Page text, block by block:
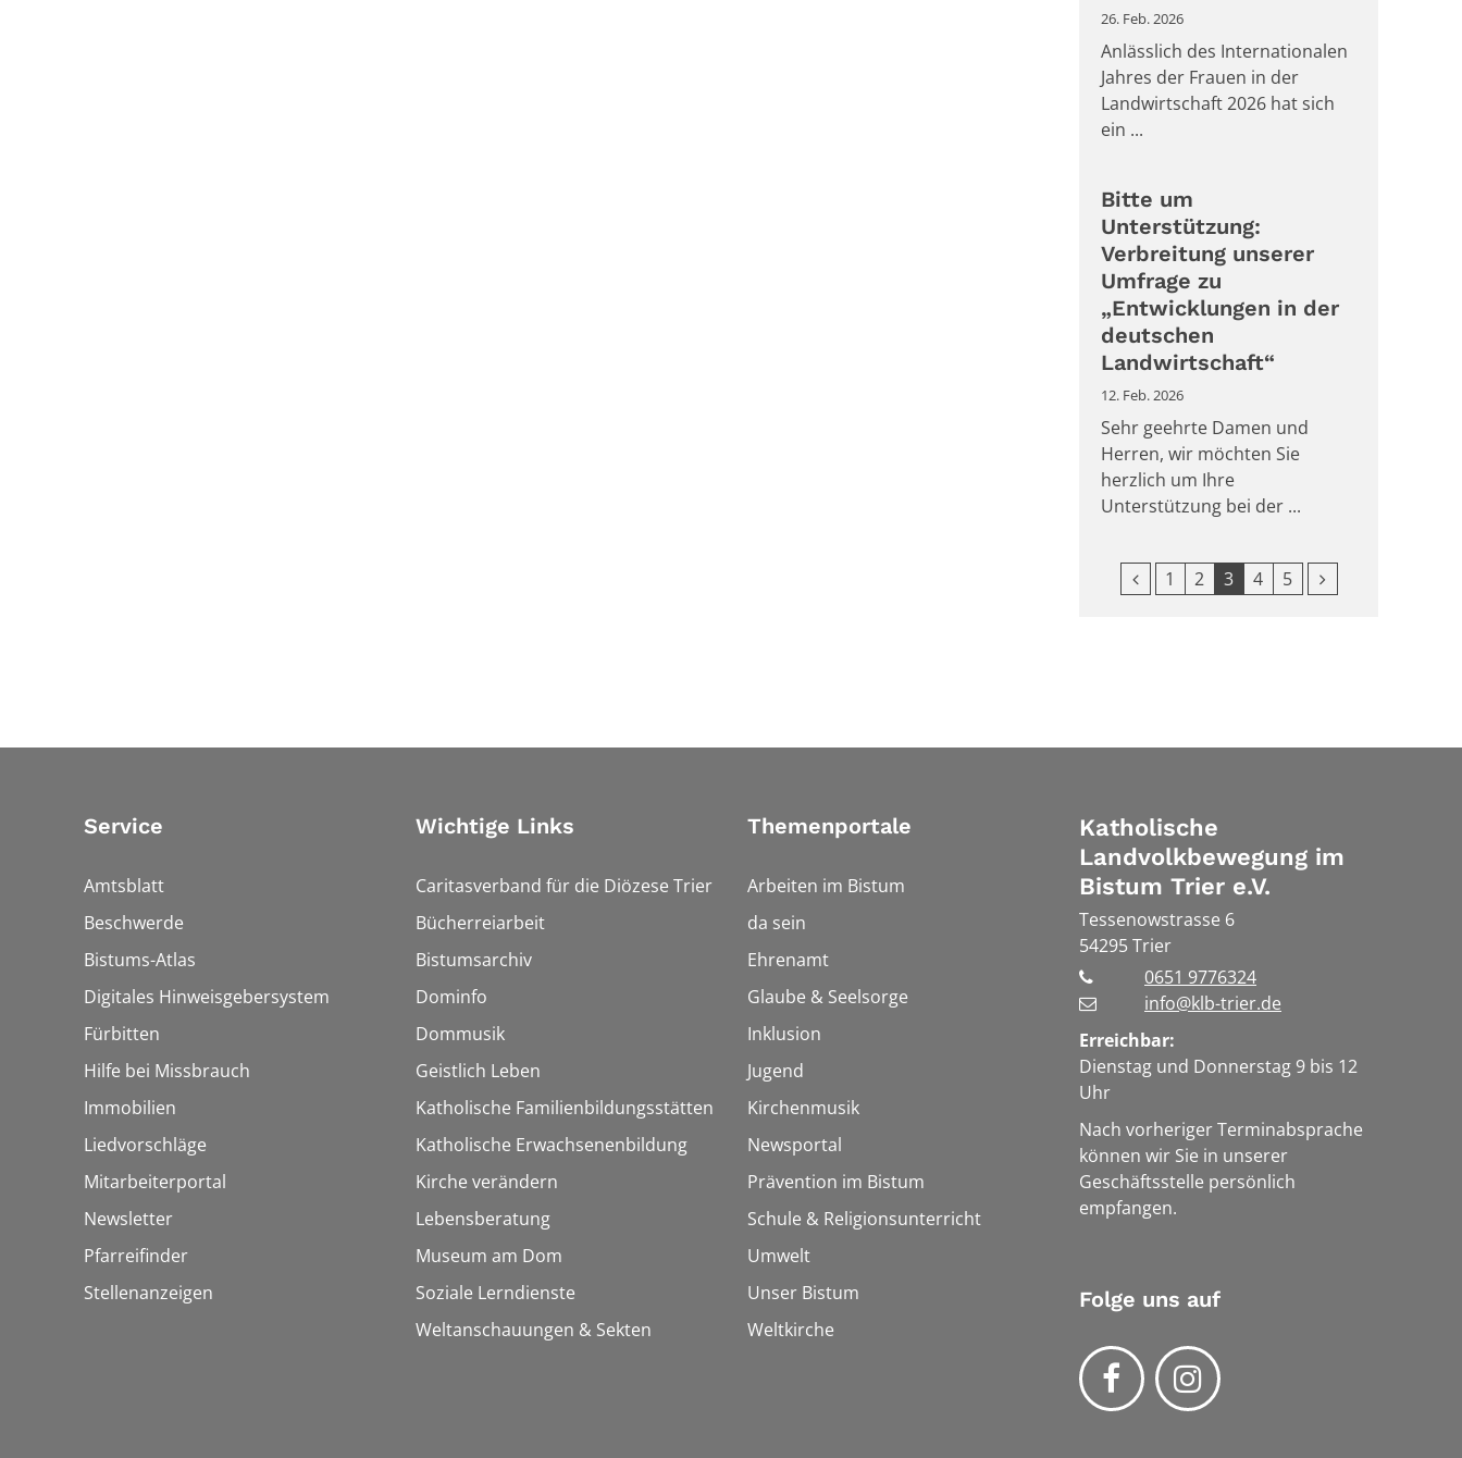
26. Feb. 2026
Anlässlich des Internationalen
Jahres der Frauen in der
Landwirtschaft 2026 hat sich
ein ...
Bitte um
Unterstützung:
Verbreitung unserer
Umfrage zu
„Entwicklungen in der
deutschen
Landwirtschaft“
12. Feb. 2026
Sehr geehrte Damen und
Herren, wir möchten Sie
herzlich um Ihre
Unterstützung bei der ...
Vorherige Seite
1 2 3 4 5 Nächste Seite
Service
Amtsblatt
Beschwerde
Bistums-Atlas
Digitales Hinweisgebersystem
Fürbitten
Hilfe bei Missbrauch
Immobilien
Liedvorschläge
Mitarbeiterportal
Newsletter
Pfarreifinder
Stellenanzeigen
Wichtige Links
Caritasverband für die Diözese Trier
Bücherreiarbeit
Bistumsarchiv
Dominfo
Dommusik
Geistlich Leben
Katholische Familienbildungsstätten
Katholische Erwachsenenbildung
Kirche verändern
Lebensberatung
Museum am Dom
Soziale Lerndienste
Weltanschauungen & Sekten
Themenportale
Arbeiten im Bistum
da sein
Ehrenamt
Glaube & Seelsorge
Inklusion
Jugend
Kirchenmusik
Newsportal
Prävention im Bistum
Schule & Religionsunterricht
Umwelt
Unser Bistum
Weltkirche
Katholische
Landvolkbewegung im
Bistum Trier e.V.
Tessenowstrasse 6
54295Trier
0651 9776324
info@klb-trier.de
Erreichbar:
Dienstag und Donnerstag 9 bis 12
Uhr
Nach vorheriger Terminabsprache
können wir Sie in unserer
Geschäftsstelle persönlich
empfangen.
Folge uns auf